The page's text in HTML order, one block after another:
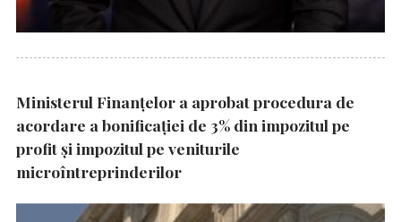
Ministerul Finanțelor a aprobat procedura de
acordare a bonificației de 3% din impozitul pe
profit și impozitul pe veniturile
microîntreprinderilor